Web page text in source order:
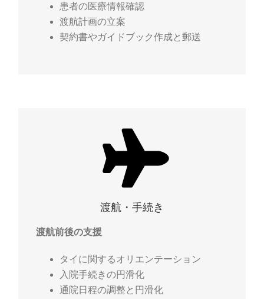
患者の医療情報確認
渡航計画の立案
契約書やガイドブック作成と郵送
渡航・手続き
渡航前後の支援
タイに関するオリエンテーション
入院手続きの円滑化
通院日程の調整と円滑化